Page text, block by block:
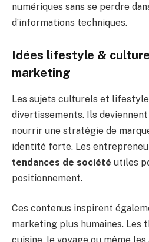
numériques sans se perdre
d’informations techniques.
Idées lifestyle &
marketing
Les sujets culturels et
divertissements. Ils
nourrir une stratégie de
identité forte. Les
tendances de société utiles
positionnement.
Ces contenus inspirent
marketing plus humaines. Les